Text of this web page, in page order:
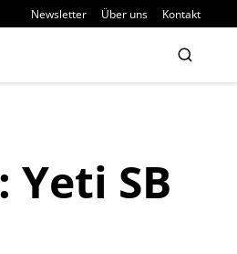
Newsletter Über uns Kontakt
Yeti SB